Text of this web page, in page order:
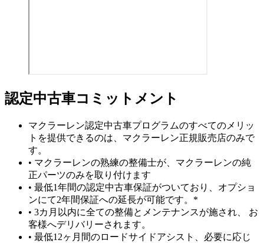
認定中古車コミットメント
マクラーレン認定中古車プログラムのすべてのメリッ
トを提供できるのは、マクラーレン正規販売店のみで
す。
• マクラーレンの熟練の整備士が、マクラーレンの純
正パーツのみを取り付けます
• 最低1年間の認定中古車保証がついており、オプショ
ンにて2年間保証への延長が可能です。*
• 3カ月以内に全ての整備とメンテナンスが施され、 お
客様へデリバリーされます。
• 最低12ヶ月間のロードサイドアシスト、必要に応じ